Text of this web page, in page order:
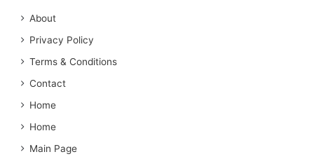
About
Privacy Policy
Terms & Conditions
Contact
Home
Home
Main Page